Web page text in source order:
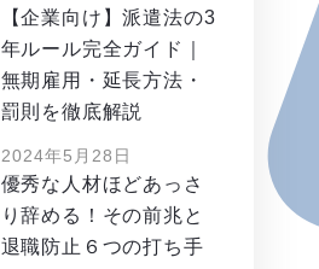
【企業向け】派遣法の3
年ルール完全ガイド｜
無期雇用・延長方法・
罰則を徹底解説
2024年5月28日
優秀な人材ほどあっさ
り辞める！その前兆と
退職防止６つの打ち手